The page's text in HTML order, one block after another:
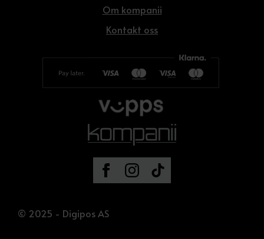
Om kompanii
Kontakt oss
© 2025 - Digipos AS